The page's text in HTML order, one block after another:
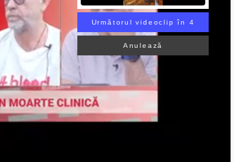
Următorul videoclip în 3
Anulează